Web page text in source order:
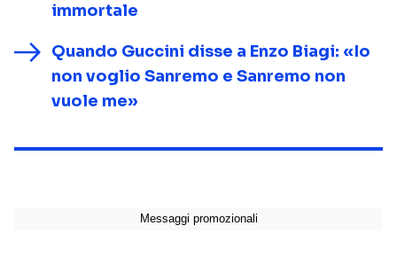
immortale
Quando Guccini disse a Enzo Biagi: «Io
non voglio Sanremo e Sanremo non
vuole me»